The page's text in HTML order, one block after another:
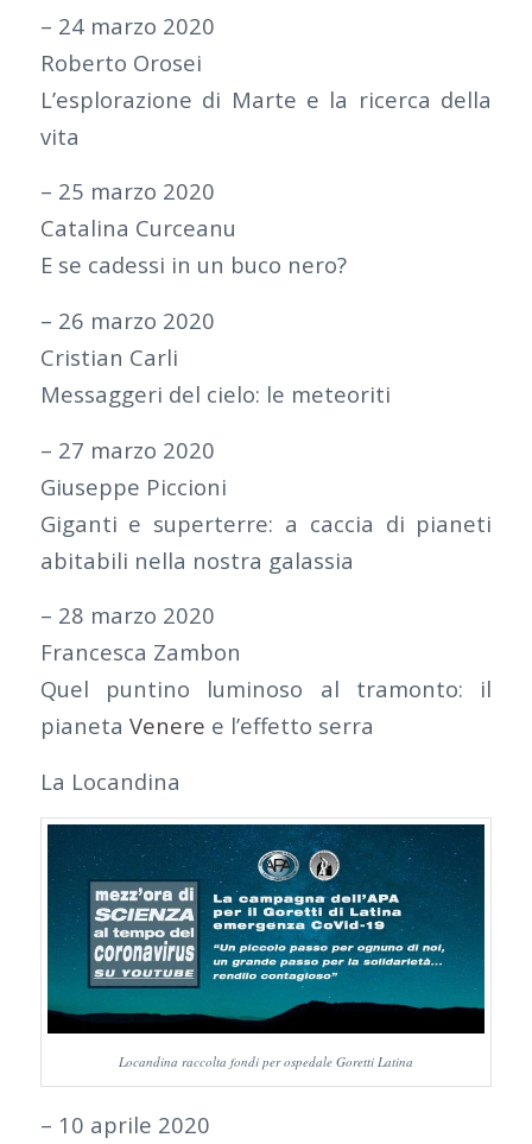
– 24 marzo 2020
Roberto Orosei
L’esplorazione di Marte e la ricerca della
vita
– 25 marzo 2020
Catalina Curceanu
E se cadessi in un buco nero?
– 26 marzo 2020
Cristian Carli
Messaggeri del cielo: le meteoriti
– 27 marzo 2020
Giuseppe Piccioni
Giganti e superterre: a caccia di pianeti
abitabili nella nostra galassia
– 28 marzo 2020
Francesca Zambon
Quel puntino luminoso al tramonto: il
pianeta Venere e l’effetto serra
La Locandina
Locandina raccolta fondi per ospedale Goretti Latina
– 10 aprile 2020